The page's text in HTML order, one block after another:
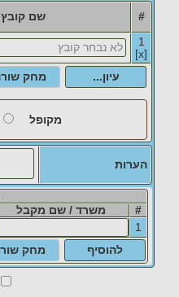
# שם קובץ
1
[x]
מקופל
הערות
#
משרד / שם מקבל
1